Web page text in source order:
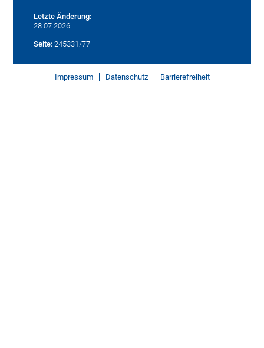
Letzte Änderung:
28.07.2026
Seite: 245331/77
Impressum Datenschutz Barrierefreiheit